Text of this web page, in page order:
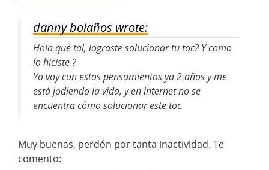
danny bolaños wrote:
Hola qué tal, lograste solucionar tu toc? Y como
lo hiciste ?
Yo voy con estos pensamientos ya 2 años y me
está jodiendo la vida, y en internet no se
encuentra cómo solucionar este toc
Muy buenas, perdón por tanta inactividad. Te
comento: